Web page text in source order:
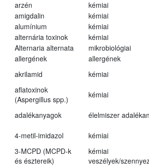
arzén
kémiai
amigdalin
kémiai
alumínium
kémiai
alternária toxinok
kémiai
Alternaria alternata
mikrobiológiai
allergének
allergének
akrilamid
kémiai
aflatoxinok
(Aspergillus spp.)
kémiai
adalékanyagok élelmiszer
4-metil-imidazol
kémiai
3-MCPD (MCPD-k
és észtereik)
kémiai
veszélyek/